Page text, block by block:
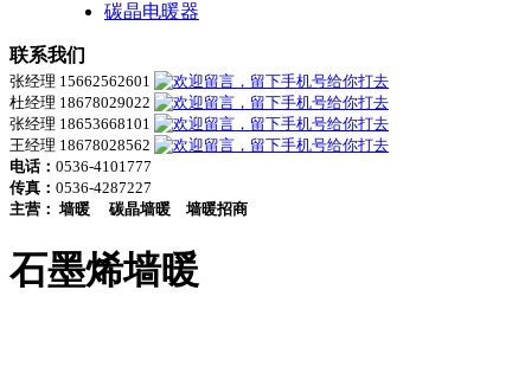
碳晶电暖器
联系我们
张经理 15662562601
杜经理 18678029022
张经理 18653668101
王经理 18678028562
电话： 0536-4101777
传真： 0536-4287227
主营： 墙暖 碳晶墙暖 墙暖招商
石墨烯墙暖